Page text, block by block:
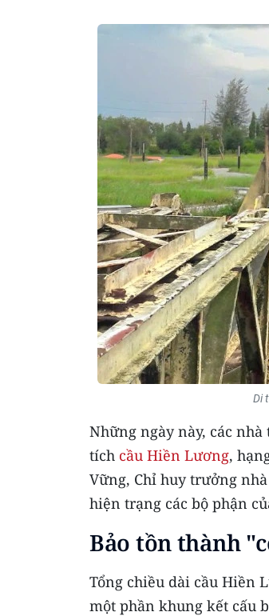
Di
Những ngày này, các
tích cầu Hiền Lương,
Vững, Chỉ huy trưởng
hiện trạng các bộ phận
Bảo tồn thành
Tổng chiều dài cầu Hiền
một phần khung kết cấu